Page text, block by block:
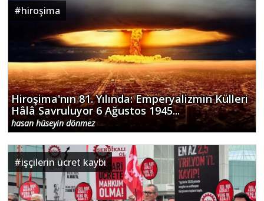
#hiroşima
Hiroşima'nın 81. Yılında: Emperyalizmin Külleri
Hâlâ Savruluyor 6 Ağustos 1945...
hasan hüseyin dönmez
#işçilerin ücret kaybı